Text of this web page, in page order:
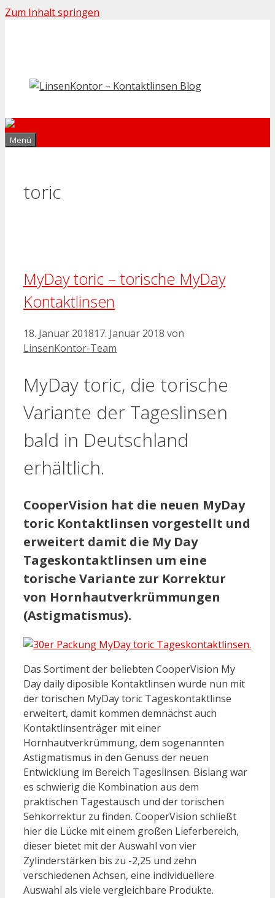
Zum Inhalt springen
Menü
toric
MyDay toric – torische MyDay
Kontaktlinsen
18. Januar 201817. Januar 2018 von
LinsenKontor-Team
MyDay toric, die torische
Variante der Tageslinsen
bald in Deutschland
erhältlich.
CooperVision hat die neuen MyDay
toric Kontaktlinsen vorgestellt und
erweitert damit die My Day
Tageskontaktlinsen um eine
torische Variante zur Korrektur
von Hornhautverkrümmungen
(Astigmatismus).
Das Sortiment der beliebten CooperVision My
Day daily diposible Kontaktlinsen wurde nun mit
der torischen MyDay toric Tageskontaktlinse
erweitert, damit kommen demnächst auch
Kontaktlinsenträger mit einer
Hornhautverkrümmung, dem sogenannten
Astigmatismus in den Genuss der neuen
Entwicklung im Bereich Tageslinsen. Bislang war
es schwierig die Kombination aus dem
praktischen Tagestausch und der torischen
Sehkorrektur zu finden. CooperVision schließt
hier die Lücke mit einem großen Lieferbereich,
dieser bietet mit der Auswahl von vier
Zylinderstärken bis zu -2,25 und zehn
verschiedenen Achsen, eine individuellere
Auswahl als viele vergleichbare Produkte.